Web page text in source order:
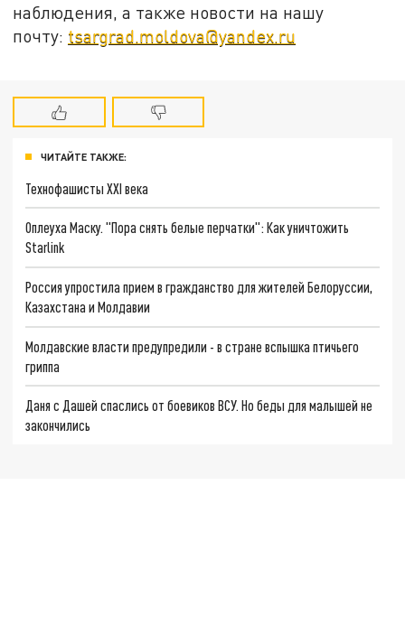
наблюдения, а также новости на нашу
почту: tsargrad.moldova@yandex.ru
ЧИТАЙТЕ ТАКЖЕ:
Технофашисты XXI века
Оплеуха Маску. "Пора снять белые перчатки": Как уничтожить
Starlink
Россия упростила прием в гражданство для жителей Белоруссии,
Казахстана и Молдавии
Молдавские власти предупредили - в стране вспышка птичьего
гриппа
Даня с Дашей спаслись от боевиков ВСУ. Но беды для малышей не
закончились